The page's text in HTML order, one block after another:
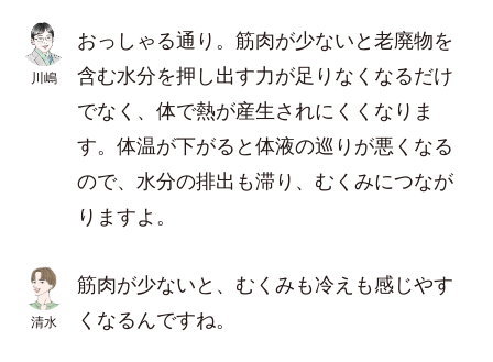
川嶋
おっしゃる通り。筋肉が少ないと老廃物を
含む水分を押し出す力が足りなくなるだけ
でなく、体で熱が産生されにくくなりま
す。体温が下がると体液の巡りが悪くなる
ので、水分の排出も滞り、むくみにつなが
りますよ。
清水
筋肉が少ないと、むくみも冷えも感じやす
くなるんですね。